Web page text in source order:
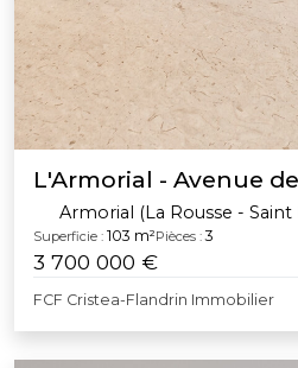
L'Armorial - Avenue
Armorial (La Rousse - Saint
Superficie : 103 m²Pièces : 3
3 700 000 €
FCF Cristea-Flandrin Immobilier